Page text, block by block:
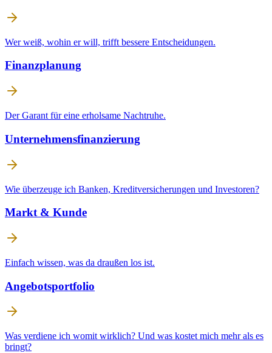
Wer weiß, wohin er will, trifft bessere Entscheidungen.
Finanzplanung
Der Garant für eine erholsame Nachtruhe.
Unternehmensfinanzierung
Wie überzeuge ich Banken, Kreditversicherungen und Investoren?
Markt & Kunde
Einfach wissen, was da draußen los ist.
Angebotsportfolio
Was verdiene ich womit wirklich? Und was kostet mich mehr als es
bringt?